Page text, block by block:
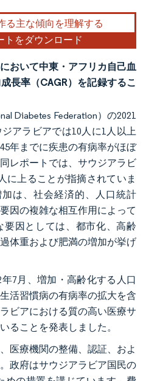
はCC BY 4.0の表示が必要です。
る主な傾向を理解する
トをダウンロード
おいて中東・アフリカ自己血
長率（CAGR）を記録するこ
Diabetes Federation）の2021
アラビアでは10人に1人以上
年までに疾患の有病率がほぼ
レポートでは、サウジアラビ
に上ることが指摘されていま
は、社会経済的、人口統計
因の複雑な相互作用によって
要因としては、都市化、高齢
体重および肥満の増加が挙げ
7月、増加・高齢化する人口
活習慣病の有病率の拡大を含
ビアにおける質の高い医療サ
ることを発表しました。
医療機関の整備、認証、およ
政府はサウジアラビア国民の